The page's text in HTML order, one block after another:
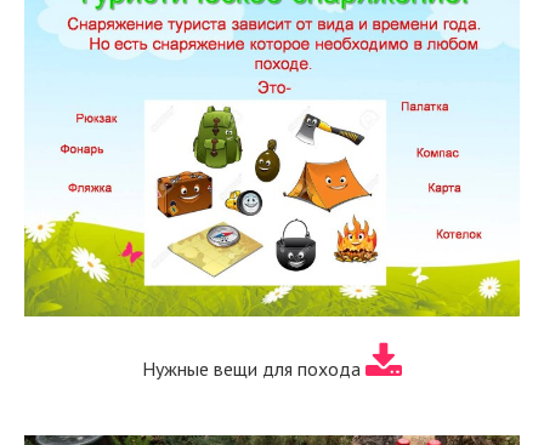
Нужные вещи для похода